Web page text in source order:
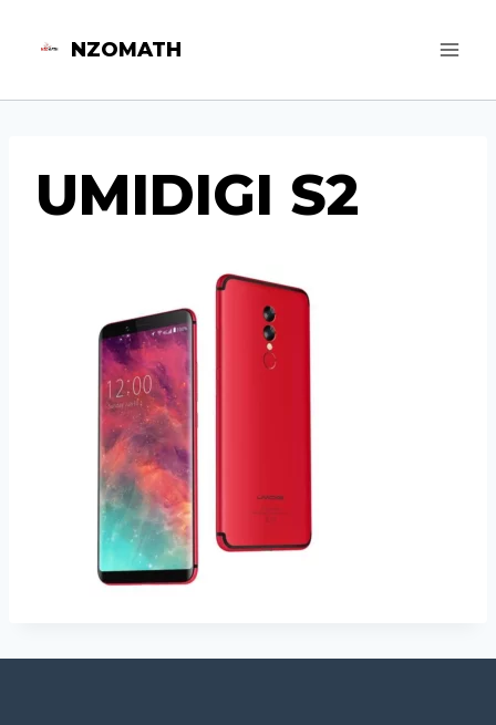
NZOMATH
UMIDIGI S2